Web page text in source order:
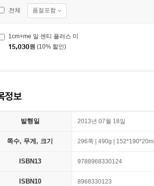
전체 품절포함
1cm+me 일 센티 플러스 미
15,030원 (10% 할인)
정보
발행일 2013년 07월 18일
쪽수, 무게, 크기 296쪽 | 490g |
ISBN13 9788968330124
ISBN10 8968330123